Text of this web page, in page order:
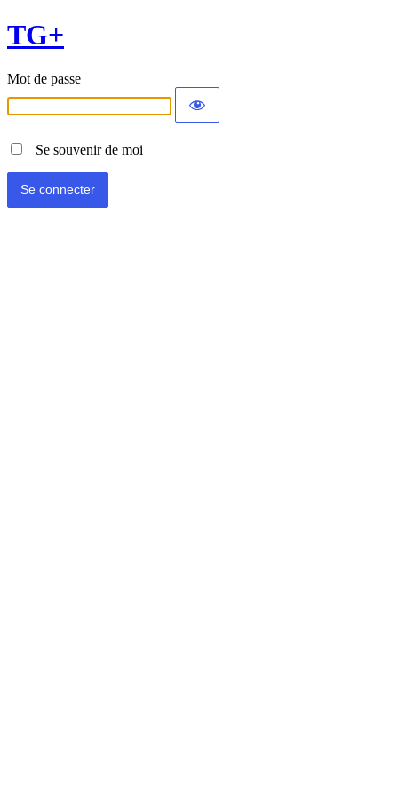
TG+
Mot de passe
Se souvenir de moi